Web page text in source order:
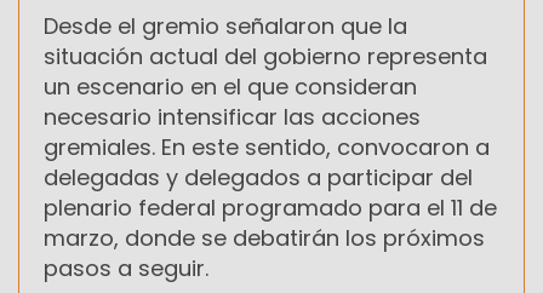
Desde el gremio señalaron que la
situación actual del gobierno representa
un escenario en el que consideran
necesario intensificar las acciones
gremiales. En este sentido, convocaron a
delegadas y delegados a participar del
plenario federal programado para el 11 de
marzo, donde se debatirán los próximos
pasos a seguir.